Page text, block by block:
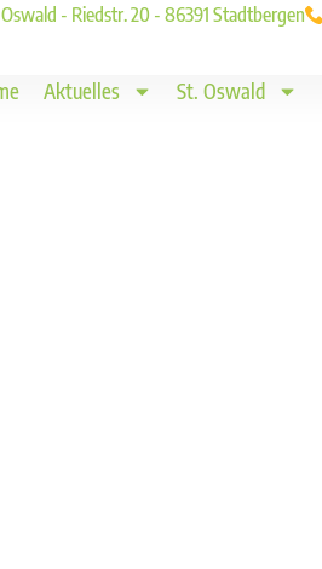
- Riedstr. 20 - 86391 Stadtbergen
Aktuelles St. Oswald